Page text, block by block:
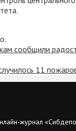
сообщили
11
журнал